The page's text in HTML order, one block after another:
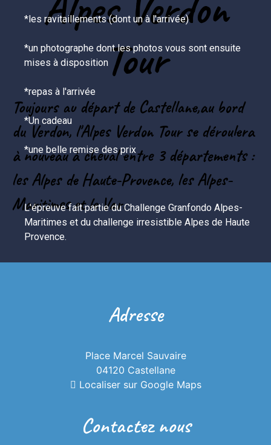
Tour
Toujours au départ de Castellane,au bord
du Verdon, l'Alpes Verdon Tour se déroulera
à nouveau à cheval entre 3 départements :
les Alpes de Haute-Provence, les Alpes-
Maritimes et le Var.
*les ravitaillements (dont un à l'arrivée)
*un photographe dont les photos vous sont ensuite
mises à disposition
*repas à l'arrivée
*Un cadeau
*une belle remise des prix
L'épreuve fait partie du Challenge Granfondo Alpes-
Maritimes et du challenge irresistible Alpes de Haute
Provence.
Adresse
Place Marcel Sauvaire
04120 Castellane
Localiser sur Google Maps
Contactez nous